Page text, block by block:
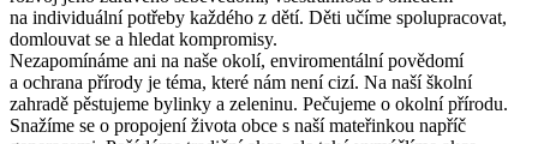
na individuální potřeby každého z dětí. Děti učíme spolupracovat,
domlouvat se a hledat kompromisy.
Nezapomínáme ani na naše okolí, enviromentální povědomí
a ochrana přírody je téma, které nám není cizí. Na naší školní
zahradě pěstujeme bylinky a zeleninu. Pečujeme o okolní přírodu.
Snažíme se o propojení života obce s naší mateřinkou napříč